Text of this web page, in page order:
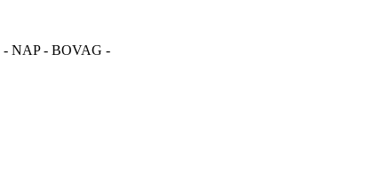
- NAP - BOVAG -